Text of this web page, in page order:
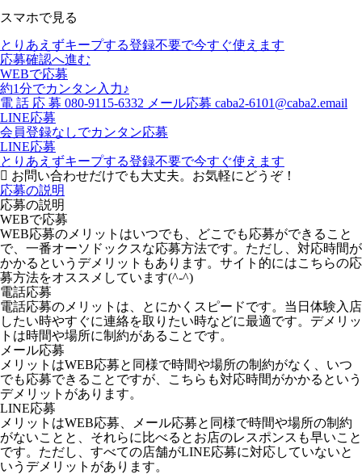
スマホで見る
とりあえずキープする登録不要で今すぐ使えます
応募確認へ進む
WEBで応募
約1分でカンタン入力♪
電 話 応 募 080-9115-6332 メール応募 caba2-6101@caba2.email
LINE応募
会員登録なしでカンタン応募
LINE応募
とりあえずキープする登録不要で今すぐ使えます
お問い合わせだけでも大丈夫。お気軽にどうぞ！
応募の説明
応募の説明
WEBで応募
WEB応募のメリットはいつでも、どこでも応募ができること
で、一番オーソドックスな応募方法です。ただし、対応時間が
かかるというデメリットもあります。サイト的にはこちらの応
募方法をオススメしています(^-^)
電話応募
電話応募のメリットは、とにかくスピードです。当日体験入店
したい時やすぐに連絡を取りたい時などに最適です。デメリッ
トは時間や場所に制約があることです。
メール応募
メリットはWEB応募と同様で時間や場所の制約がなく、いつ
でも応募できることですが、こちらも対応時間がかかるという
デメリットがあります。
LINE応募
メリットはWEB応募、メール応募と同様で時間や場所の制約
がないことと、それらに比べるとお店のレスポンスも早いこと
です。ただし、すべての店舗がLINE応募に対応していないと
いうデメリットがあります。